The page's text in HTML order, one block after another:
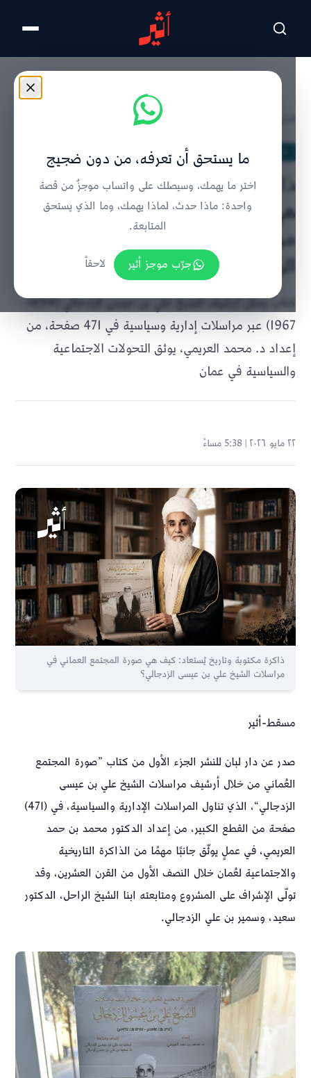
تخطى للمحتوى الرئيسي
ذاكرة مكتوبة وتاريخ يُستعاد: كيف
هي صورة المجتمع العماني في
مراسلات الشيخ علي بن عيسى
الزدجالي؟
كتاب يحلل أرشيف الشيخ علي بن عيسى الزدجالي (1894-
1967) عبر مراسلات إدارية وسياسية في 471 صفحة، من
إعداد د. محمد العريمي، يوثق التحولات الاجتماعية
والسياسية في عمان
٢٢ مايو ٢٠٢٦ | 5:38 مساءً
ذاكرة مكتوبة وتاريخ يُستعاد: كيف هي صورة المجتمع العماني في
مراسلات الشيخ علي بن عيسى الزدجالي؟
مسقط-أثير
صدر عن دار لبان للنشر الجزء الأول من كتاب ”صورة المجتمع
العُماني من خلال أرشيف مراسلات الشيخ علي بن عيسى
الزدجالي“، الذي تناول المراسلات الإدارية والسياسية، في (471)
صفحة من القطع الكبير، من إعداد الدكتور محمد بن حمد
العريمي، في عملٍ يوثّق جانبًا مهمًا من الذاكرة التاريخية
والاجتماعية لعُمان خلال النصف الأول من القرن العشرين، وقد
تولّى الإشراف على المشروع ومتابعته ابنا الشيخ الراحل، الدكتور
سعيد، وسمير بن علي الزدجالي.
ما يستحق أن تعرفه، من دون ضجيج
اختر ما يهمك، وسيصلك على واتساب موجزٌ من قصة
واحدة: ماذا حدث، لماذا يهمك، وما الذي يستحق
المتابعة.
جرّب موجز أثير
لاحقاً